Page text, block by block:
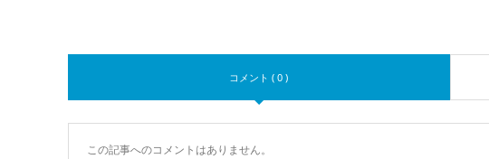
コメント ( 0 )
この記事へのコメントはありません。